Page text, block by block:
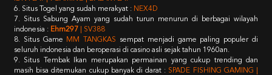
6. Situs Togel yang sudah merakyat : NEX4D
7. Situs Sabung Ayam yang sudah turun menurun di berbagai wilayah
indonesia : Ehm297 | SV388
8. Situs Game
MM TANGKAS
sempat menjadi game paling populer di
seluruh indonesia dan beroperasi di casino asli sejak tahun 1960an.
9. Situs Tembak Ikan merupakan permainan yang cukup trending dan
masih bisa ditemukan cukup banyak di darat : SPADE FISHING GAMING |